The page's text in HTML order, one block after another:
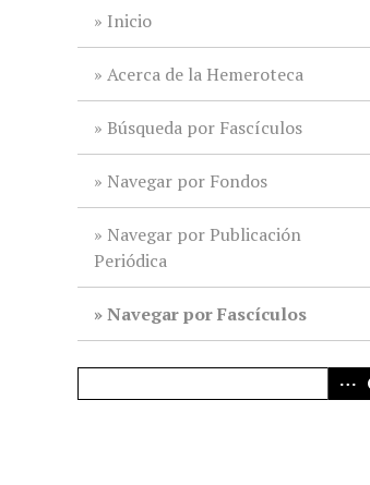
Inicio
Acerca de la Hemeroteca
Búsqueda por Fascículos
Navegar por Fondos
Navegar por Publicación
Periódica
Navegar por Fascículos